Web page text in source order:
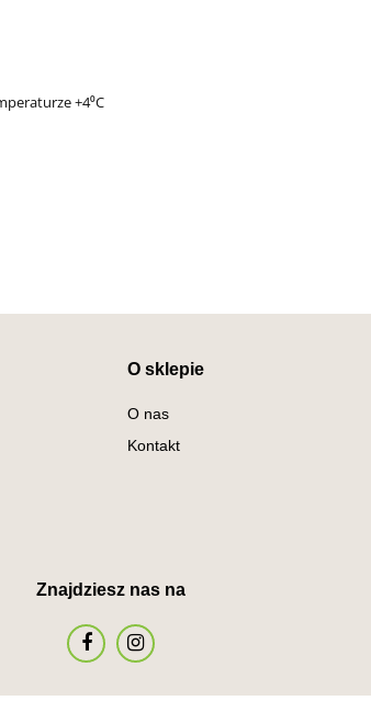
+4⁰C
O sklepie
O nas
Kontakt
Znajdziesz nas na